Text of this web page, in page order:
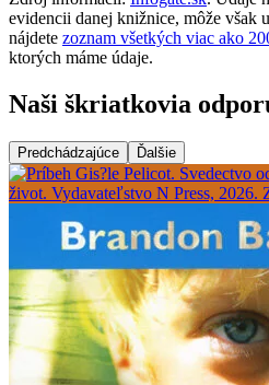
evidencii danej knižnice, môže však
nájdete zoznam všetkých viac ako
ktorých máme údaje.
Naši škriatkovia
Predchádzajúce Ďalšie